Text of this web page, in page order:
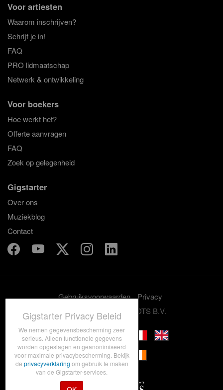
Voor artiesten
Waarom inschrijven?
Schrijf je in!
FAQ
PRO lidmaatschap
Netwerk & ontwikkeling
Voor boekers
Hoe werkt het?
Offerte aanvragen
FAQ
Zoek op gelegenheid
Gigstarter
Over ons
Muziekblog
Contact
Gebruiksvoorwaarden
Privacy
© 2012-2026 GRASSROOTS B.V.
Gigstarter Privacy Beleid
We nemen gegevensbescherming zeer
serieus. Alleen functionele gegevens
worden opgeslagen en geanonimiseerd
voor maximale privacybescherming. Bekijk
de privacyverklaring om gebruik te maken
van de Gigstarter-services.